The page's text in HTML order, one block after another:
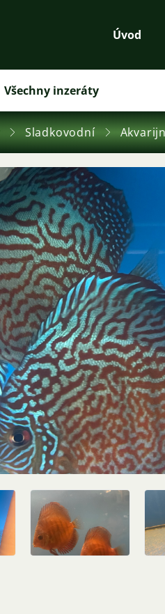
Úvod
Všechny inzeráty
Sladkovodní